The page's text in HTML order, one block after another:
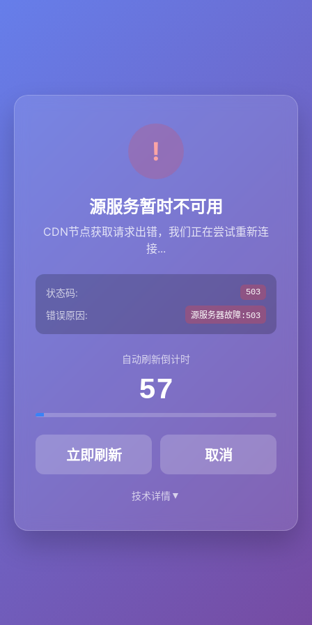
源服务暂时不可用
CDN节点获取请求出错，我们正在尝试重新连
接...
状态码: 503
错误原因: 源服务器故障:503
自动刷新倒计时
57
立即刷新 取消
技术详情▼